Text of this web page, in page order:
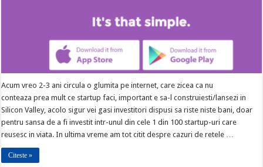
Acum vreo 2-3 ani circula o glumita pe internet, care zicea ca nu
conteaza prea mult ce startup faci, important e sa-l construiesti/lansezi in
Silicon Valley, acolo sigur vei gasi investitori dispusi sa riste niste bani, doar
pentru sansa de a fi investit intr-unul din cele 1 din 100 startup-uri care
reusesc in viata. In ultima vreme am tot citit despre cazuri de retele …
Citeste »